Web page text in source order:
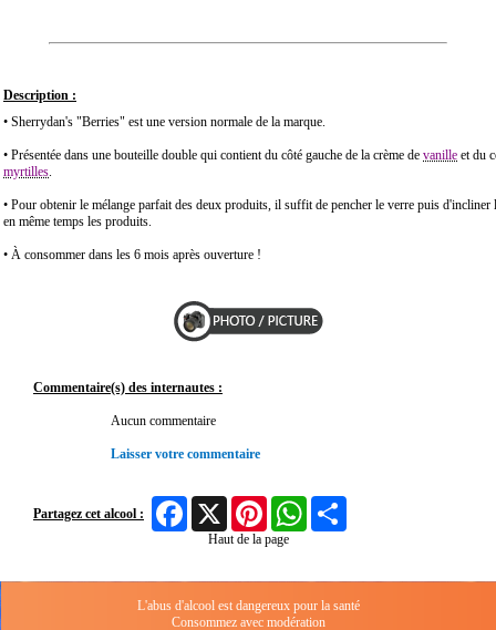
Description :
• Sherrydan's "Berries" est une version normale de la marque.
• Présentée dans une bouteille double qui contient du côté gauche de la crème de vanille et du
myrtilles.
• Pour obtenir le mélange parfait des deux produits, il suffit de pencher le verre puis
en même temps les produits.
• À consommer dans les 6 mois après ouverture !
Commentaire(s) des internautes :
Aucun commentaire
Laisser votre commentaire
Partagez cet alcool :
FacebookX Pinterest WhatsApp
Haut de la page
L'abus d'alcool est dangereux pour la santé
Consommez avec modération